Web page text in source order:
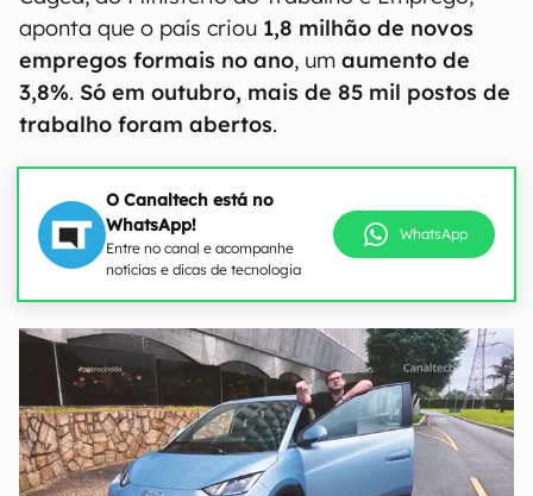
aponta que o país criou 1,8 milhão de novos
empregos formais no ano, um aumento de
3,8%. Só em outubro, mais de 85 mil postos de
trabalho foram abertos.
O Canaltech está no
WhatsApp!
Entre no canal e acompanhe
notícias e dicas de tecnologia
WhatsApp